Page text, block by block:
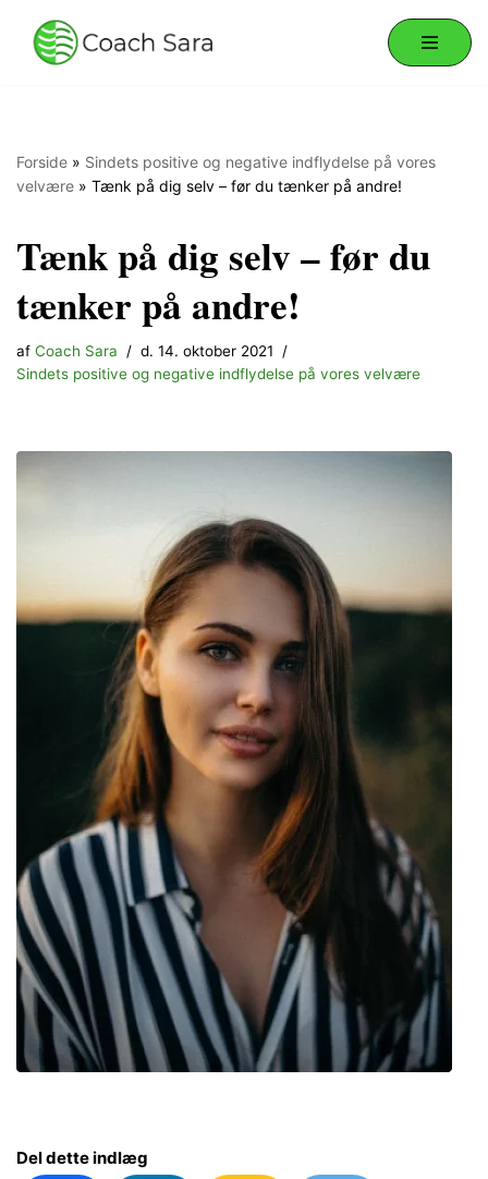
Spring
Forside » Sindets positive og negative indflydelse på vores
velvære » Tænk på dig selv – før du tænker på andre!
Tænk på dig selv – før du
tænker på andre!
af Coach Sara
d. 14. oktober 2021
Sindets positive og negative indflydelse på vores velvære
Del dette indlæg